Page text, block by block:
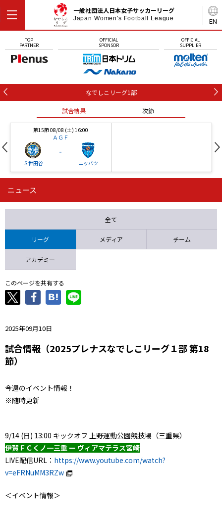
EN
一般社団法人日本女子サッカーリーグ
Japan Women's Football League
TOP
PARTNER
OFFICIAL
SPONSOR
OFFICIAL
SUPPLIER
なでしこリーグ1部
試合結果 次節
第15節 08/08 (土) 16:00
ＡＧＦ
Ｓ世田谷
-
ニッパツ
第16節 09/05 (土) 15:00
ニッパツ 石人の星
ニュース
全て
リーグ メディア チーム
アカデミー
このページを共有する
2025年09月10日
試合情報（2025プレナスなでしこリーグ１部 第18
節）
今週のイベント情報！
※随時更新
9/14 (日) 13:00 キックオフ 上野運動公園競技場（三重県）
伊賀ＦＣくノ一三重 ー ヴィアマテラス宮崎
LIVE配信URL： https://www.youtube.com/watch?
v=eFRNuMM3RZw
＜イベント情報＞